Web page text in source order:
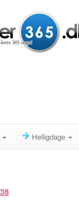
365 dage!
Helligdage